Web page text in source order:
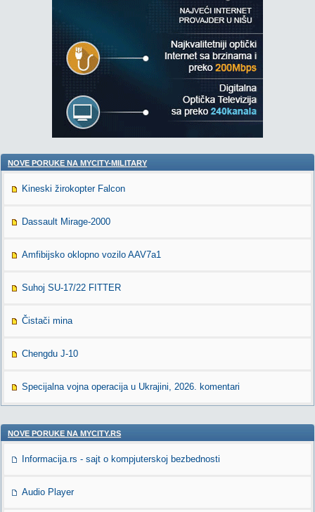
NOVE PORUKE NA MYCITY-MILITARY
Kineski žirokopter Falcon
Dassault Mirage-2000
Amfibijsko oklopno vozilo AAV7a1
Suhoj SU-17/22 FITTER
Čistači mina
Chengdu J-10
Specijalna vojna operacija u Ukrajini, 2026. komentari
NOVE PORUKE NA MYCITY.RS
Informacija.rs - sajt o kompjuterskoj bezbednosti
Audio Player